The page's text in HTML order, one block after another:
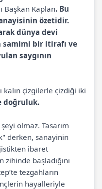
Başkan Kaplan. Bu
özetidir.
dünya devi
samimi bir itirafı ve
saygının
kalın çizgilerle çizdiği iki
doğruluk.
olmaz. Tasarım
derken, sanayinin
ibaret
zihinde başladığını
tezgahların
hayalleriyle